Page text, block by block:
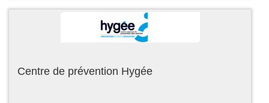
Centre de prévention Hygée